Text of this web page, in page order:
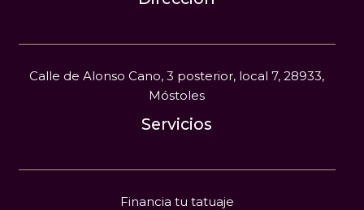
Calle de Alonso Cano, 3 posterior, local 7, 28933,
Móstoles
Servicios
Financia tu tatuaje